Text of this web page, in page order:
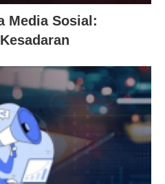
Media Sosial: